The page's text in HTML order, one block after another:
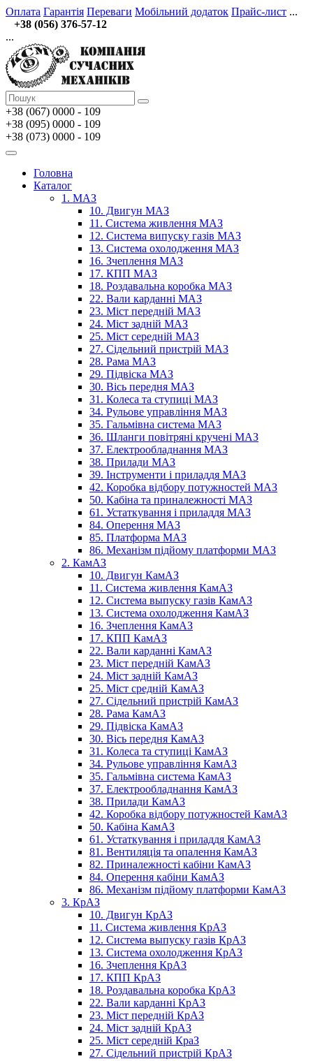
Оплата Гарантія Переваги Мобільний додаток Прайс-лист ...
+38 (056) 376-57-12
...
+38 (067) 0000 - 109
+38 (095) 0000 - 109
+38 (073) 0000 - 109
Головна
Каталог
1. МАЗ
10. Двигун МАЗ
11. Система живлення МАЗ
12. Система випуску газів МАЗ
13. Система охолодження МАЗ
16. Зчеплення МАЗ
17. КПП МАЗ
18. Роздавальна коробка МАЗ
22. Вали карданні МАЗ
23. Міст передній МАЗ
24. Міст задній МАЗ
25. Міст середній МАЗ
27. Сідельний пристрій МАЗ
28. Рама МАЗ
29. Підвіска МАЗ
30. Вісь передня МАЗ
31. Колеса та ступиці МАЗ
34. Рульове управління МАЗ
35. Гальмівна система МАЗ
36. Шланги повітряні кручені МАЗ
37. Електрообладнання МАЗ
38. Прилади МАЗ
39. Інструменти і приладдя МАЗ
42. Коробка відбору потужностей МАЗ
50. Кабіна та приналежності МАЗ
61. Устаткування і приладдя МАЗ
84. Оперення МАЗ
85. Платформа МАЗ
86. Механізм підйому платформи МАЗ
2. КамАЗ
10. Двигун КамАЗ
11. Система живлення КамАЗ
12. Система выпуску газів КамАЗ
13. Система охолодження КамАЗ
16. Зчеплення КамАЗ
17. КПП КамАЗ
22. Вали карданні КамАЗ
23. Міст передній КамАЗ
24. Міст задній КамАЗ
25. Міст средній КамАЗ
27. Сідельний пристрій КамАЗ
28. Рама КамАЗ
29. Підвіска КамАЗ
30. Вісь передня КамАЗ
31. Колеса та ступиці КамАЗ
34. Рульове управління КамАЗ
35. Гальмівна система КамАЗ
37. Електрообладнання КамАЗ
38. Прилади КамАЗ
42. Коробка відбору потужностей КамАЗ
50. Кабіна КамАЗ
61. Устаткування і приладдя КамАЗ
81. Вентиляція та опалення КамАЗ
82. Приналежності кабіни КамАЗ
84. Оперення кабіни КамАЗ
86. Механізм підйому платформи КамАЗ
3. КрАЗ
10. Двигун КрАЗ
11. Система живлення КрАЗ
12. Система выпуску газів КрАЗ
13. Система охолодження КрАЗ
16. Зчеплення КрАЗ
17. КПП КрАЗ
18. Роздавальна коробка КрАЗ
22. Вали карданні КрАЗ
23. Міст передній КрАЗ
24. Міст задній КрАЗ
25. Міст середній КраЗ
27. Сідельний пристрій КрАЗ